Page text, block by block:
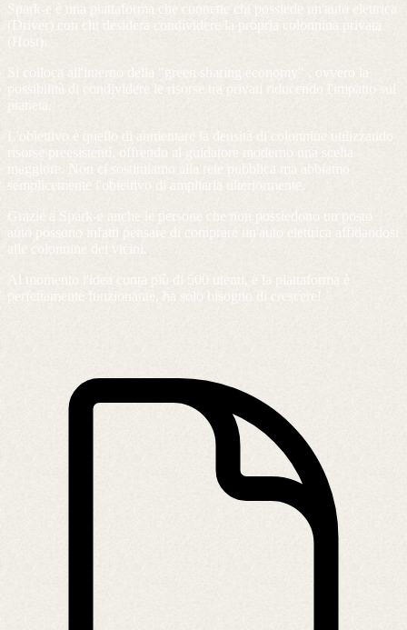
Spark-e è una piattaforma che connette chi possiede un'auto elettrica
(Driver) con chi desidera condividere la propria colonnina privata
Si colloca all'interno della "green sharing economy" , ovvero la
possibilità di condividere le risorse tra privati riducendo l'impatto sul
pianeta.
L'obiettivo è quello di aumentare la densità di colonnine utilizzando
risorse preesistenti, offrendo al guidatore moderno una scelta
maggiore. Non ci sostituiamo alla rete pubblica ma abbiamo
semplicemente l'obiettivo di ampliarla ulteriormente.
Grazie a Spark-e anche le persone che non possiedono un posto
auto possono infatti pensare di comprare un'auto elettrica affidandosi
alle colonnine dei vicini.
Al momento l'idea conta più di 500 utenti, e la piattaforma è
perfettamente funzionante, ha solo bisogno di crescere!